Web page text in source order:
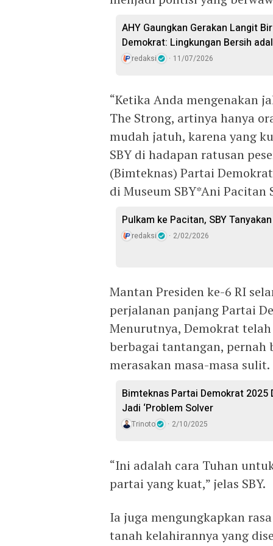
AHY Gaungkan Gerakan Langit
Demokrat: Lingkungan Bersih
redaksi 11/07/2026
“Ketika Anda mengenakan
The Strong, artinya hanya
mudah jatuh, karena yang
SBY di hadapan ratusan
(Bimteknas) Partai
di Museum SBY*Ani Pacitan
Pulkam ke Pacitan, SBY
redaksi 2/02/2026
Mantan Presiden ke-6 RI
perjalanan panjang Partai
Menurutnya, Demokrat
berbagai tantangan, pernah
merasakan masa-masa sulit.
Bimteknas Partai Demokrat
Jadi ‘Problem Solver
Trinoto 2/10/2025
“Ini adalah cara Tuhan
partai yang kuat,” jelas SBY.
Ia juga mengungkapkan
tanah kelahirannya yang